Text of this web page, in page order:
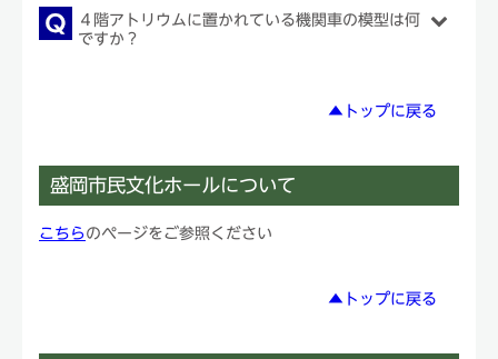
４階アトリウムに置かれている機関車の模型は何
ですか？
▲トップに戻る
盛岡市民文化ホールについて
こちらのページをご参照ください
▲トップに戻る